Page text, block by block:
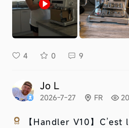
4 0 9
Jo L
2026-7-27 FR
【Handler V10】 C’est